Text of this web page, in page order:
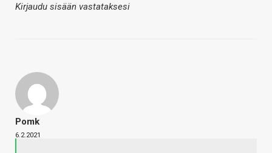
Kirjaudu sisään vastataksesi
Pomk
6.2.2021